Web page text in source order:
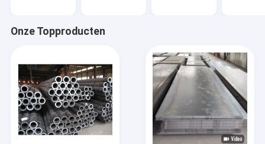
Onze Topproducten